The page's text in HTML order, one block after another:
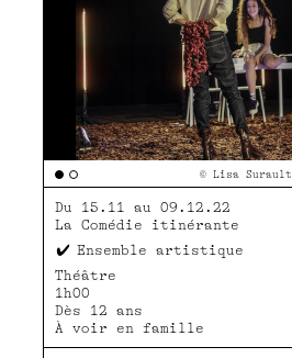
© Lisa Surault
Du 15.11 au 09.12.22
La Comédie itinérante
Ensemble artistique
Théâtre
1h00
Dès 12 ans
À voir en famille